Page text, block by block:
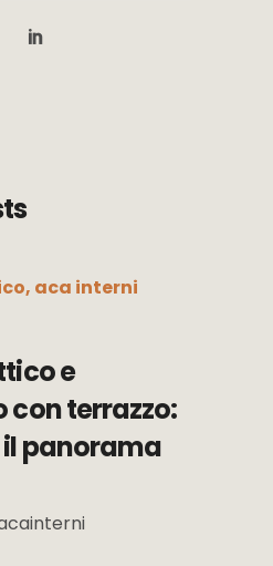
e
terrazzo:
panorama